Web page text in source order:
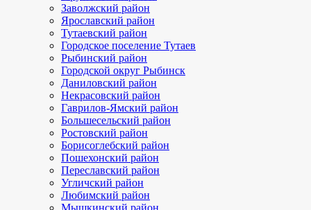
Заволжский район
Ярославский район
Тутаевский район
Городское поселение Тутаев
Рыбинский район
Городской округ Рыбинск
Даниловский район
Некрасовский район
Гаврилов-Ямский район
Большесельский район
Ростовский район
Борисоглебский район
Пошехонский район
Переславский район
Угличский район
Любимский район